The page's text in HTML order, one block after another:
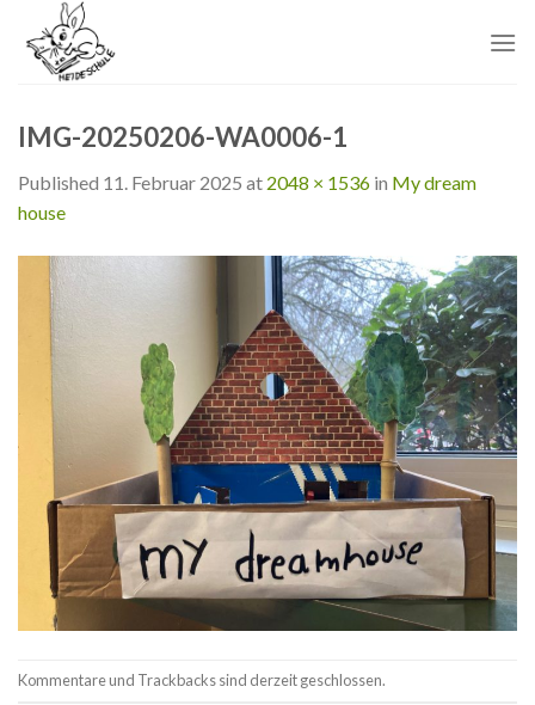
content
IMG-20250206-WA0006-1
Published 11. Februar 2025 at 2048 × 1536 in My dream
house
Kommentare und Trackbacks sind derzeit geschlossen.